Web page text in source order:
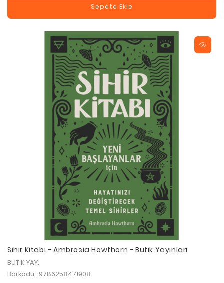
Sepete Ekle
Sihir Kitabı - Ambrosia Howthorn - Butik Yayınları
BUTİK YAY.
Barkodu : 9786258471908